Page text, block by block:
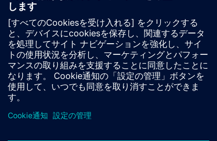
その他の情報とリソース
オファー：CERTAS video アラーム検証
オファー：CERTAS video アクセスコントロール
必要条件